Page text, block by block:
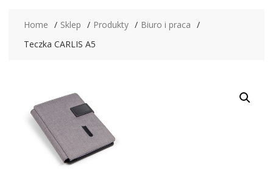
Home Sklep Produkty
Biuro i praca
Teczka CARLIS A5